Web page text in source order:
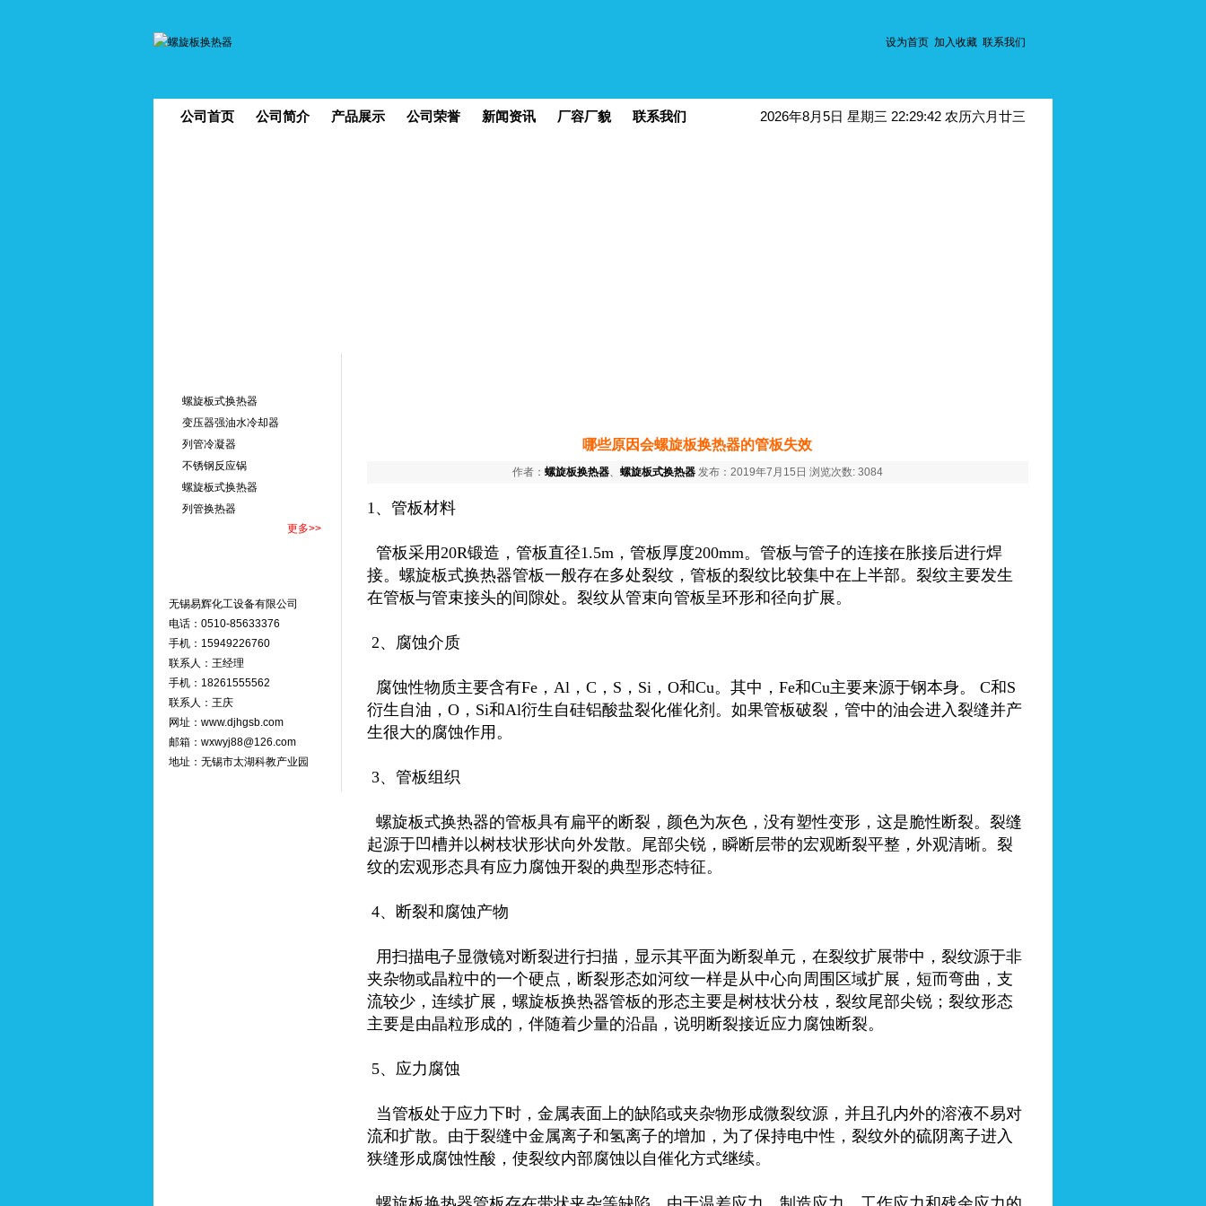
设为首页 加入收藏 联系我们
公司首页 公司简介 产品展示 公司荣誉 新闻资讯 厂容厂貌 联系我们 2026年8月5日 星期三 22:29:42 农历六月廿三
螺旋板式换热器
变压器强油水冷却器
列管冷凝器
不锈钢反应锅
螺旋板式换热器
列管换热器
更多>>
无锡易辉化工设备有限公司
电话：0510-85633376
手机：15949226760
联系人：王经理
手机：18261555562
联系人：王庆
网址： www.djhgsb.com
邮箱：wxwyj88@126.com
地址：无锡市太湖科教产业园
哪些原因会螺旋板换热器的管板失效
作者： 螺旋板换热器、 螺旋板式换热器发布：2019年7月15日 浏览次数: 3084
1、管板材料
管板采用20R锻造，管板直径1.5m，管板厚度200mm。管板与管子的连接在胀接后进行焊
接。螺旋板式换热器管板一般存在多处裂纹，管板的裂纹比较集中在上半部。裂纹主要发生
在管板与管束接头的间隙处。裂纹从管束向管板呈环形和径向扩展。
2、腐蚀介质
腐蚀性物质主要含有Fe，Al，C，S，Si，O和Cu。其中，Fe和Cu主要来源于钢本身。 C和S
衍生自油，O，Si和Al衍生自硅铝酸盐裂化催化剂。如果管板破裂，管中的油会进入裂缝并产
生很大的腐蚀作用。
3、管板组织
螺旋板式换热器的管板具有扁平的断裂，颜色为灰色，没有塑性变形，这是脆性断裂。裂缝
起源于凹槽并以树枝状形状向外发散。尾部尖锐，瞬断层带的宏观断裂平整，外观清晰。裂
纹的宏观形态具有应力腐蚀开裂的典型形态特征。
4、断裂和腐蚀产物
用扫描电子显微镜对断裂进行扫描，显示其平面为断裂单元，在裂纹扩展带中，裂纹源于非
夹杂物或晶粒中的一个硬点，断裂形态如河纹一样是从中心向周围区域扩展，短而弯曲，支
流较少，连续扩展，螺旋板换热器管板的形态主要是树枝状分枝，裂纹尾部尖锐；裂纹形态
主要是由晶粒形成的，伴随着少量的沿晶，说明断裂接近应力腐蚀断裂。
5、应力腐蚀
当管板处于应力下时，金属表面上的缺陷或夹杂物形成微裂纹源，并且孔内外的溶液不易对
流和扩散。由于裂缝中金属离子和氢离子的增加，为了保持电中性，裂纹外的硫阴离子进入
狭缝形成腐蚀性酸，使裂纹内部腐蚀以自催化方式继续。